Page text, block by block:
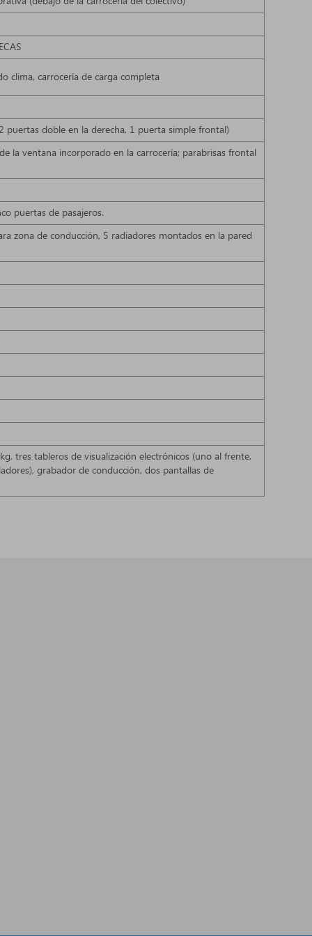
clima, carrocería de carga completa
doble en la derecha, 1 puerta simple frontal)
la ventana incorporado en la carrocería; parabrisas frontal
puertas de pasajeros.
zona de conducción, 5 radiadores montados en la pared
tres tableros de visualización electrónicos (uno al frente,
grabador de conducción, dos pantallas de